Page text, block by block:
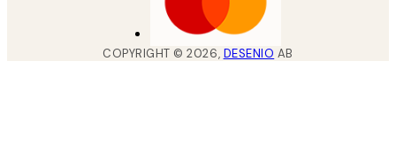
COPYRIGHT ©2026, DESENIO AB